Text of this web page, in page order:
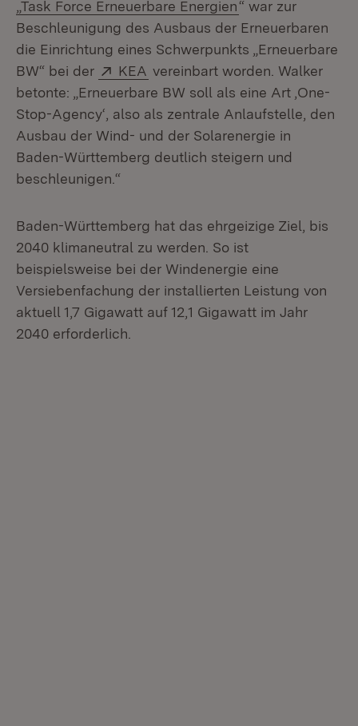
„Task Force Erneuerbare Energien(Öffnet in neuem
“ war zur
Beschleunigung des Ausbaus der Erneuerbaren
die Einrichtung eines Schwerpunkts „Erneuerbare
BW“ bei der
Extern:
KEA (Öffnet in neuem Fenster)
vereinbart worden. Walker
betonte: „Erneuerbare BW soll als eine Art ‚One-
Stop-Agency‘, also als zentrale Anlaufstelle, den
Ausbau der Wind- und der Solarenergie in
Baden-Württemberg deutlich steigern und
beschleunigen.“
Baden-Württemberg hat das ehrgeizige Ziel, bis
2040 klimaneutral zu werden. So ist
beispielsweise bei der Windenergie eine
Versiebenfachung der installierten Leistung von
aktuell 1,7 Gigawatt auf 12,1 Gigawatt im Jahr
2040 erforderlich.